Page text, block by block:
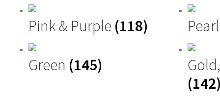
Pink & Purple (118)
Green (145)